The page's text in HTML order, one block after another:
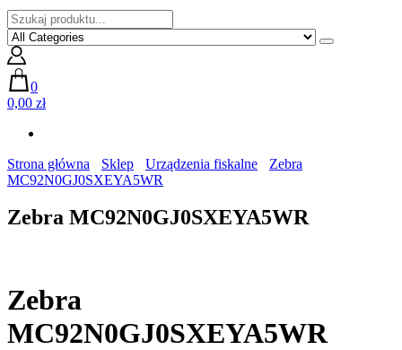
0
0,00 zł
Strona główna Sklep Urządzenia fiskalne
Zebra
MC92N0GJ0SXEYA5WR
Zebra MC92N0GJ0SXEYA5WR
Zebra
MC92N0GJ0SXEYA5WR